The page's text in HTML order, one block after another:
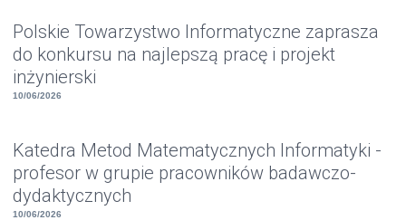
Polskie Towarzystwo Informatyczne zaprasza
do konkursu na najlepszą pracę i projekt
inżynierski
10/06/2026
Katedra Metod Matematycznych Informatyki -
profesor w grupie pracowników badawczo-
dydaktycznych
10/06/2026